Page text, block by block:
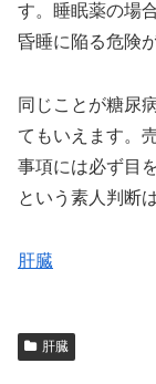
す。睡眠薬の場
昏睡に陥る危険
同じことが糖尿
てもいえます。
事項には必ず目
という素人判断
肝臓
肝臓